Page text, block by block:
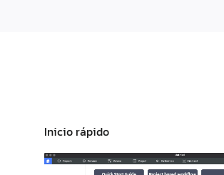
Inicio rápido